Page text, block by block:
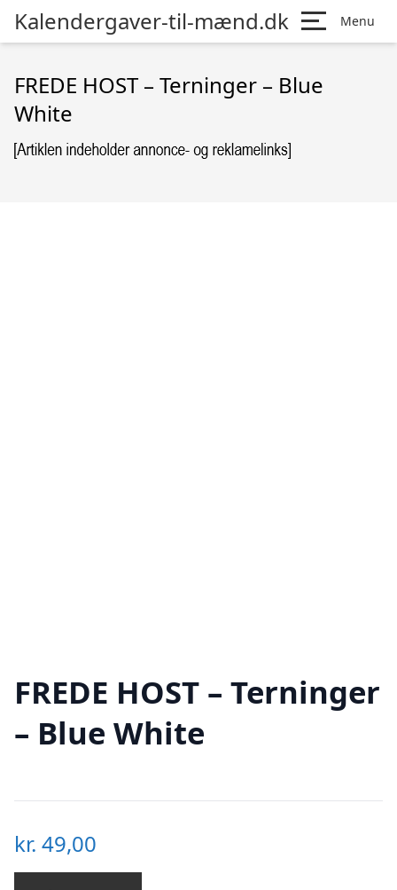
Kalendergaver-til-mænd.dk Menu
FREDE HOST – Terninger – Blue
White
FREDE HOST – Terninger
– Blue White
kr. 49,00